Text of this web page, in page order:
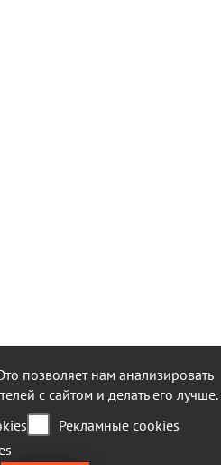
позволяет нам анализировать
с сайтом и делать его лучше.
Рекламные cookies